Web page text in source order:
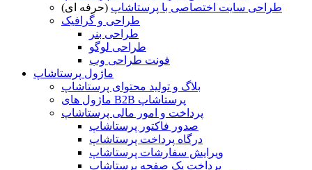
طراحی سایت اختصاصی با پرستاشاپ (حرفه ای)
طراحی و گرافیک
طراحی بنر
طراحی لوگو
فونت طراحی وب
ماژول پرستاشاپ
بلاگ و تولید محتوای پرستاشاپ
ماژول های B2B پرستاشاپ
پرداخت و امور مالی پرستاشاپ
صدور فاکتور پرستاشاپ
درگاه پرداخت پرستاشاپ
ویرایش سفارشات پرستاشاپ
پرداخت یک صفحه پرستاشاپ